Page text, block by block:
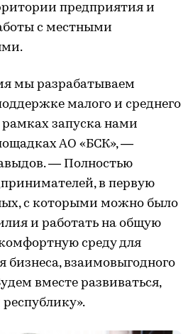
предприятия и
с местными
мы разрабатываем
малого и среднего
рамках запуска нами
АО «БСК», —
— Полностью
в первую
с которыми можно было
и работать на общую
среду для
бизнеса, взаимовыгодного
вместе развиваться,